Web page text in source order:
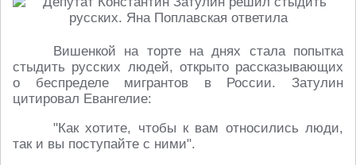
Вишенкой на торте на днях стала попытка
стыдить русских людей, открыто рассказывающих
о беспределе мигрантов в России. Затулин
цитировал Евангелие:
"Как хотите, чтобы к вам относились люди,
так и вы поступайте с ними".